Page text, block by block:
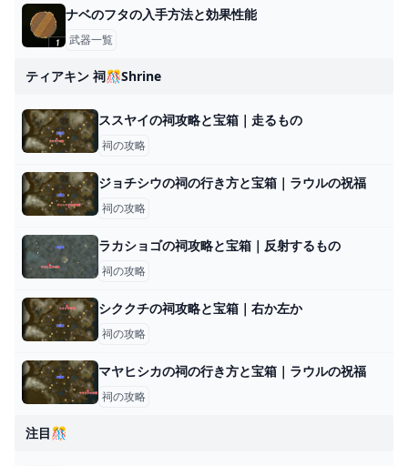
ナベのフタの入手方法と効果性能
武器一覧
ティアキン 祠🎊shrine
ススヤイの祠攻略と宝箱｜走るもの
祠の攻略
ジョチシウの祠の行き方と宝箱｜ラウルの祝福
祠の攻略
ラカショゴの祠攻略と宝箱｜反射するもの
祠の攻略
シククチの祠攻略と宝箱｜右か左か
祠の攻略
マヤヒシカの祠の行き方と宝箱｜ラウルの祝福
祠の攻略
注目🎊